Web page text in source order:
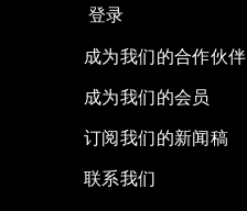
登录
成为我们的合作伙伴
成为我们的会员
订阅我们的新闻稿
联系我们